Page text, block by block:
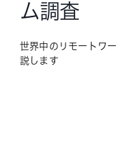
ム調査
世界中のリモートワ
説します